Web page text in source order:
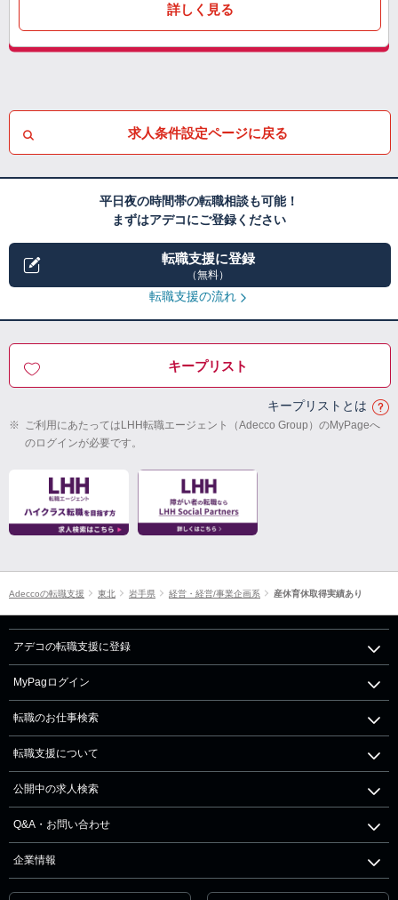
詳しく見る
求人条件設定ページに戻る
平日夜の時間帯の転職相談も可能！
まずはアデコにご登録ください
転職支援に登録
（無料）
転職支援の流れ
キープリスト
キープリストとは
※ ご利用にあたってはLHH転職エージェント（Adecco Group）のMyPageへ
のログインが必要です。
Adeccoの転職支援 東北 岩手県 経営・経営/事業企画系 産休育休取得実績あり
アデコの転職支援に登録
MyPagログイン
転職のお仕事検索
転職支援について
公開中の求人検索
Q&A・お問い合わせ
企業情報